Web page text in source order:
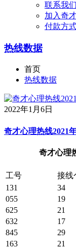
联系我们
加入奇
付款方
热线数据
首页
热线数据
2022年1月6日
奇才心理热线2021
奇才心理
工号 接线
131
34
055
19
625
21
632
17
845
29
163
21